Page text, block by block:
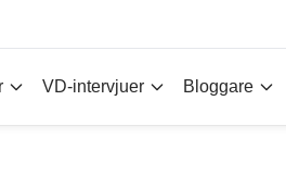
VD-intervjuer Bloggare